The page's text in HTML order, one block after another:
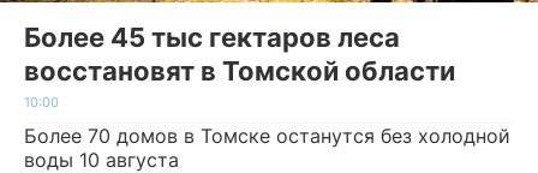
Более 45 тыс гектаров леса
восстановят в Томской области
10:00
Более 70 домов в Томске останутся без холодной
воды 10 августа